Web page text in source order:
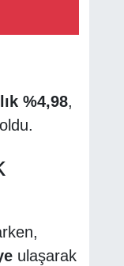
%4,98,
ulaşarak